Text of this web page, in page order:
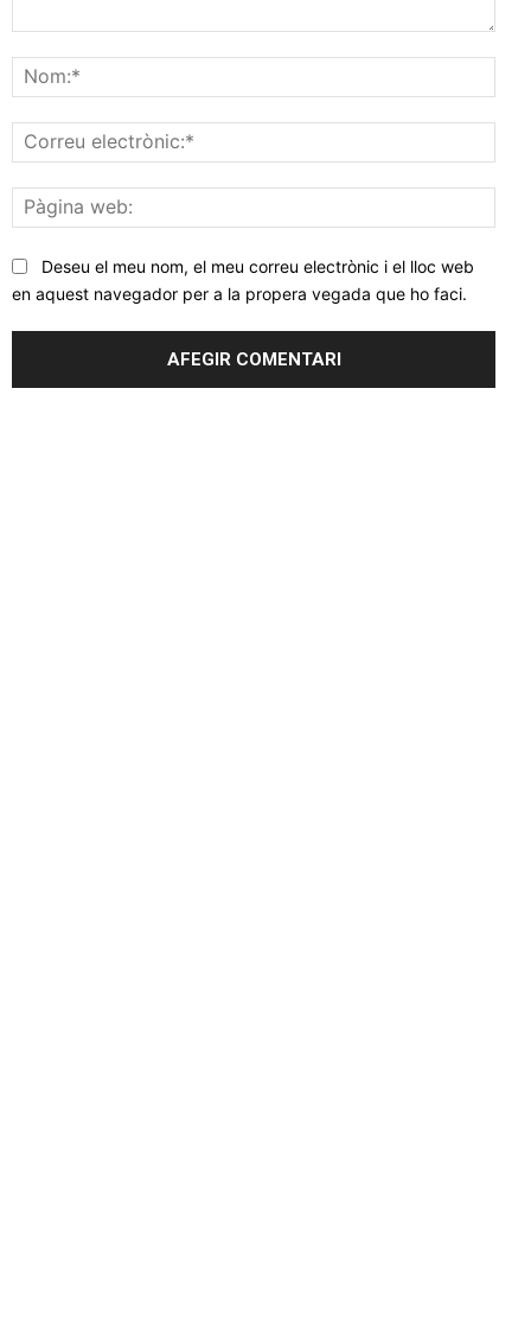
web:
Deseu el meu nom, el meu correu electrònic i el lloc web
en aquest navegador per a la propera vegada que ho faci.